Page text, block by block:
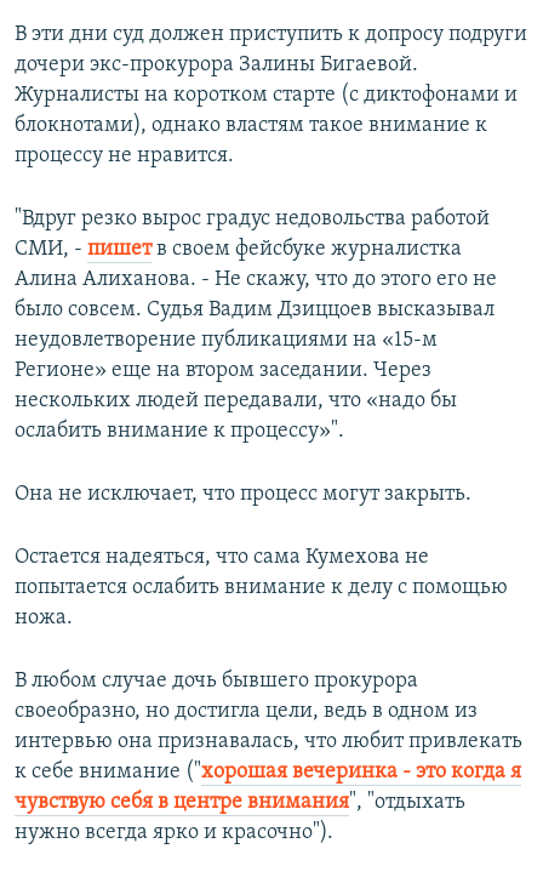
В эти дни суд должен приступить к допросу подруги
дочери экс-прокурора Залины Бигаевой.
Журналисты на коротком старте (с диктофонами и
блокнотами), однако властям такое внимание к
процессу не нравится.
"Вдруг резко вырос градус недовольства работой
СМИ, - пишетв своем фейсбуке журналистка
Алина Алиханова. - Не скажу, что до этого его не
было совсем. Судья Вадим Дзиццоев высказывал
неудовлетворение публикациями на «15-м
Регионе» еще на втором заседании. Через
нескольких людей передавали, что «надо бы
ослабить внимание к процессу»".
Она не исключает, что процесс могут закрыть.
Остается надеяться, что сама Кумехова не
попытается ослабить внимание к делу с помощью
ножа.
В любом случае дочь бывшего прокурора
своеобразно, но достигла цели, ведь в одном из
интервью она признавалась, что любит привлекать
к себе внимание ("хорошая вечеринка - это когда я
чувствую себя в центре внимания", "отдыхать
нужно всегда ярко и красочно").